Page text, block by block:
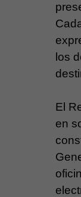
los
El
en